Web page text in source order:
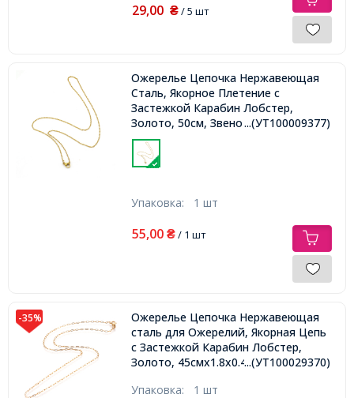
29,00 ₴/ 5 шт
Ожерелье Цепочка Нержавеющая
Сталь, Якорное Плетение с
Застежкой Карабин Лобстер,
Золото, 50см, Звено 2x1.5x0.3мм,
...(УТ100009377)
Упаковка: 1 шт
55,00 ₴/ 1 шт
-35%
Ожерелье Цепочка Нержавеющая
сталь для Ожерелий, Якорная Цепь
с Застежкой Карабин Лобстер,
Золото, 45смх1.8х0.4мм, Звено
...(УТ100029370)
Упаковка: 1 шт